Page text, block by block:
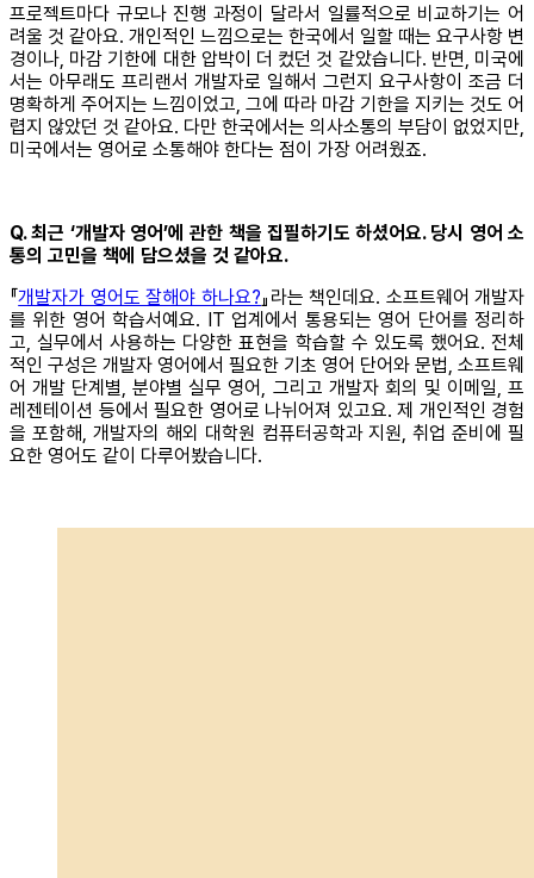
프로젝트마다 규모나 진행 과정이 달라서 일률적으로 비교하기는 어
려울 것 같아요. 개인적인 느낌으로는 한국에서 일할 때는 요구사항 변
경이나, 마감 기한에 대한 압박이 더 컸던 것 같았습니다. 반면, 미국에
서는 아무래도 프리랜서 개발자로 일해서 그런지 요구사항이 조금 더
명확하게 주어지는 느낌이었고, 그에 따라 마감 기한을 지키는 것도 어
렵지 않았던 것 같아요. 다만 한국에서는 의사소통의 부담이 없었지만,
미국에서는 영어로 소통해야 한다는 점이 가장 어려웠죠.
Q. 최근 ‘개발자 영어’에 관한 책을 집필하기도 하셨어요. 당시 영어 소
통의 고민을 책에 담으셨을 것 같아요.
『개발자가 영어도 잘해야 하나요?』라는 책인데요. 소프트웨어 개발자
를 위한 영어 학습서예요. IT 업계에서 통용되는 영어 단어를 정리하
고, 실무에서 사용하는 다양한 표현을 학습할 수 있도록 했어요. 전체
적인 구성은 개발자 영어에서 필요한 기초 영어 단어와 문법, 소프트웨
어 개발 단계별, 분야별 실무 영어, 그리고 개발자 회의 및 이메일, 프
레젠테이션 등에서 필요한 영어로 나뉘어져 있고요. 제 개인적인 경험
을 포함해, 개발자의 해외 대학원 컴퓨터공학과 지원, 취업 준비에 필
요한 영어도 같이 다루어봤습니다.